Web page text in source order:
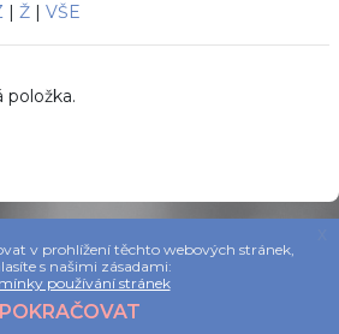
| Ž | VŠE
položka.
v prohlížení těchto webových stránek,
s našimi zásadami:
používání stránek
POKRAČOVAT